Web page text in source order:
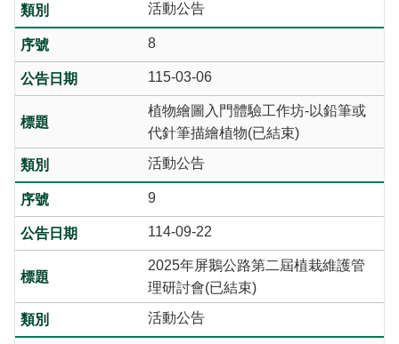
活動公告
8
115-03-06
植物繪圖入門體驗工作坊-以鉛筆或
代針筆描繪植物(已結束)
活動公告
9
114-09-22
2025年屏鵝公路第二屆植栽維護管
理研討會(已結束)
活動公告